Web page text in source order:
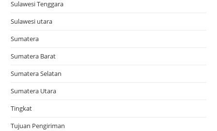
Sulawesi Tenggara
Sulawesi utara
Sumatera
Sumatera Barat
Sumatera Selatan
Sumatera Utara
Tingkat
Tujuan Pengiriman